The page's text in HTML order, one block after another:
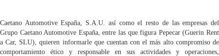
Caetano Automotive España, S.A.U. así como el resto de las empresas del
Grupo Caetano Automotive España, entre las que figura Pepecar (Guerin Rent
a Car, SLU), quieren informarle que cuentan con el más alto compromiso de
comportamiento ético y responsable en sus actividades y operaciones,